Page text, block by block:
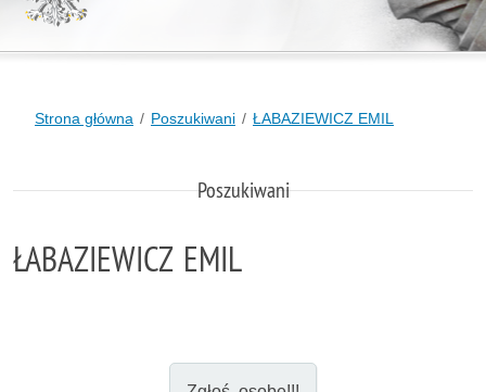
Strona główna Poszukiwani ŁABAZIEWICZ EMIL
Poszukiwani
ŁABAZIEWICZ EMIL